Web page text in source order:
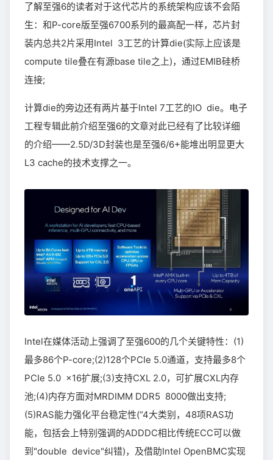
了解至强6的读者对于这代芯片的系统架构应该不会陌
生：和P-core版至强6700系列的最高配一样，芯片封
装内总共2片采用Intel 3工艺的计算die(实际上应该是
compute tile叠在有源base tile之上)，通过EMIB硅桥
连接;
计算die的旁边还有两片基于Intel 7工艺的IO die。电子
工程专辑此前介绍至强6的文章对此已经有了比较详细
的介绍——2.5D/3D封装也是至强6/6+能堆出明显更大
L3 cache的技术支撑之一。
Intel在媒体活动上强调了至强600的几个关键特性：(1)
最多86个P-core;(2)128个PCIe 5.0通道，支持最多8个
PCIe 5.0 x16扩展;(3)支持CXL 2.0，可扩展CXL内存
池;(4)内存方面对MRDIMM DDR5 8000做出支持;
(5)RAS能力强化平台稳定性(“4大类别，48项RAS功
能，包括会上特别强调的ADDDC相比传统ECC可以做
到"double device"纠错)，及借助Intel OpenBMC实现